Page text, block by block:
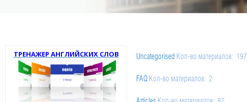
ТРЕНАЖЕР АНГЛИЙСКИХ СЛОВ Uncategorised Кол-во материалов: 197
FAQ Кол-во материалов: 2